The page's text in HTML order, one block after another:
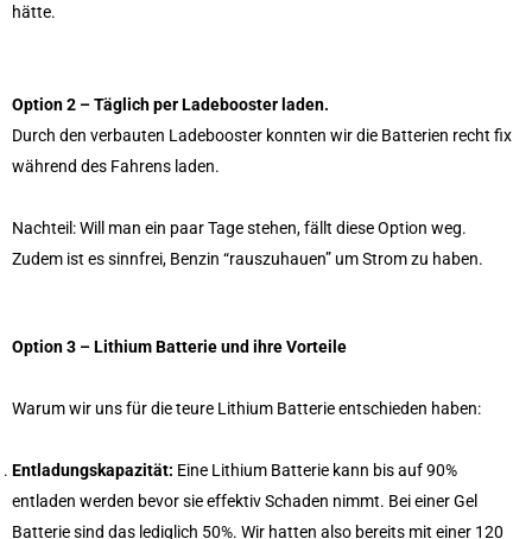
hätte.
Option 2 – Täglich per Ladebooster laden.
Durch den verbauten Ladebooster konnten wir die Batterien recht fix
während des Fahrens laden.
Nachteil: Will man ein paar Tage stehen, fällt diese Option weg.
Zudem ist es sinnfrei, Benzin “rauszuhauen” um Strom zu haben.
Option 3 – Lithium Batterie und ihre Vorteile
Warum wir uns für die teure Lithium Batterie entschieden haben:
Entladungskapazität: Eine Lithium Batterie kann bis auf 90%
entladen werden bevor sie effektiv Schaden nimmt. Bei einer Gel
Batterie sind das lediglich 50%. Wir hatten also bereits mit einer 120